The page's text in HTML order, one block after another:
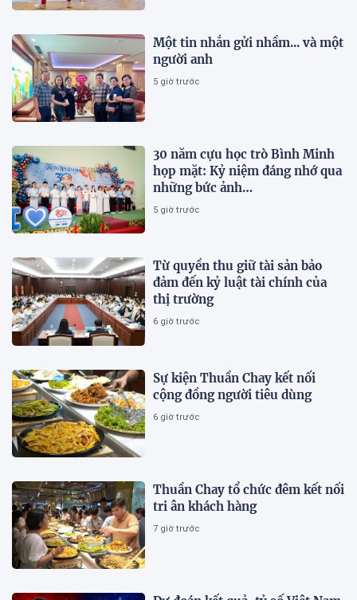
Một tin nhắn gửi nhầm... và một
người anh
5 giờ trước
30 năm cựu học trò Bình Minh
họp mặt: Kỷ niệm đáng nhớ qua
những bức ảnh…
5 giờ trước
Từ quyền thu giữ tài sản bảo
đảm đến kỷ luật tài chính của
thị trường
6 giờ trước
Sự kiện Thuần Chay kết nối
cộng đồng người tiêu dùng
6 giờ trước
Thuần Chay tổ chức đêm kết nối
tri ân khách hàng
7 giờ trước